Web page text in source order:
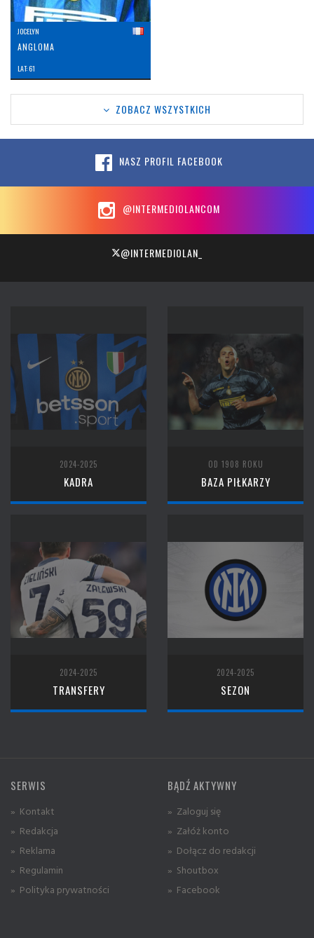
JOCELYN
ANGLOMA
LAT: 61
ZOBACZ WSZYSTKICH
NASZ PROFIL FACEBOOK
@INTERMEDIOLANCOM
@INTERMEDIOLAN_
2024-2025
KADRA
OD 1908 ROKU
BAZA PIŁKARZY
2024-2025
TRANSFERY
2024-2025
SEZON
SERWIS
» Kontakt
» Redakcja
» Reklama
» Regulamin
» Polityka prywatności
BĄDŹ AKTYWNY
» Zaloguj się
» Załóż konto
» Dołącz do redakcji
» Shoutbox
» Facebook